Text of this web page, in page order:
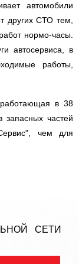
автомобили
других СТО тем,
нормо-часы.
автосервиса, в
работы,
в 38
частей
чем для
СЕТИ